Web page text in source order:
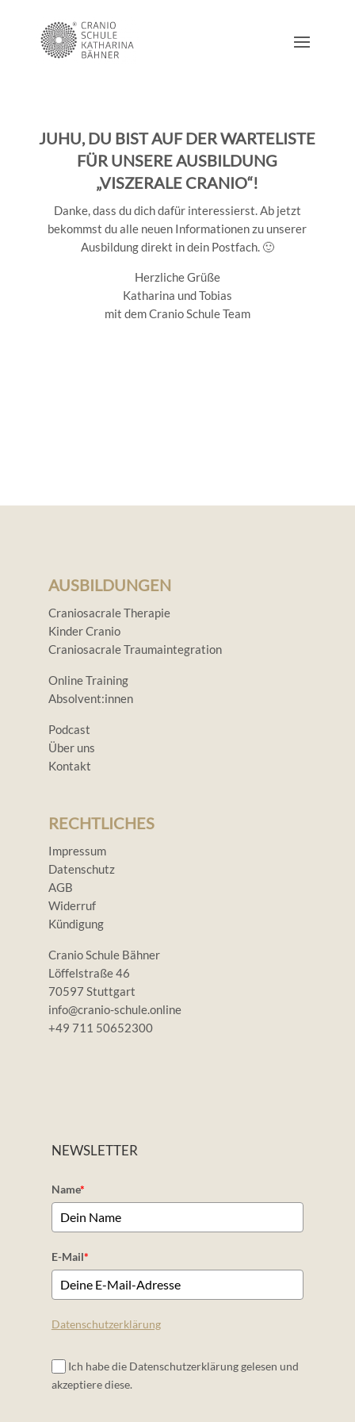
JUHU, DU BIST AUF DER WARTELISTE
FÜR UNSERE AUSBILDUNG
„VISZERALE CRANIO“!
Danke, dass du dich dafür interessierst. Ab jetzt
bekommst du alle neuen Informationen zu unserer
Ausbildung direkt in dein Postfach. 🙂
Herzliche Grüße
Katharina und Tobias
mit dem Cranio Schule Team
AUSBILDUNGEN
Craniosacrale Therapie
Kinder Cranio
Craniosacrale Traumaintegration
Online Training
Absolvent:innen
Podcast
Über uns
Kontakt
RECHTLICHES
Impressum
Datenschutz
AGB
Widerruf
Kündigung
Cranio Schule Bähner
Löffelstraße 46
70597 Stuttgart
info@cranio-schule.online
+49 711 50652300
NEWSLETTER
Name*
E-Mail*
Datenschutzerklärung
Ich habe die Datenschutzerklärung gelesen und
akzeptiere diese.